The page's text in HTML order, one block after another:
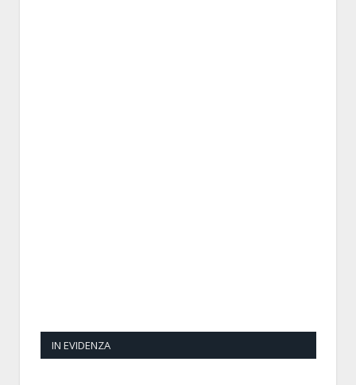
IN EVIDENZA